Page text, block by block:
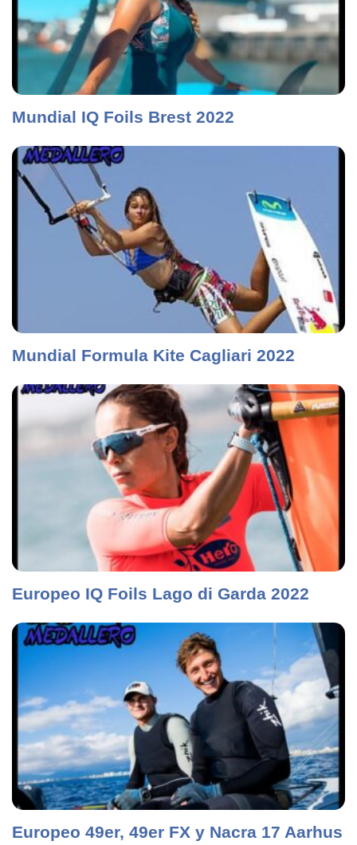
Mundial IQ Foils Brest 2022
Mundial Formula Kite Cagliari 2022
Europeo IQ Foils Lago di Garda 2022
Europeo 49er, 49er FX y Nacra 17 Aarhus